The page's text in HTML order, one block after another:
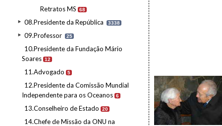
Retratos MS 68
08.Presidente da República 3338
09.Professor 25
10.Presidente da Fundação Mário
Soares 12
11.Advogado 5
12.Presidente da Comissão Mundial
Independente para os Oceanos 6
13.Conselheiro de Estado 20
14.Chefe de Missão da ONU na